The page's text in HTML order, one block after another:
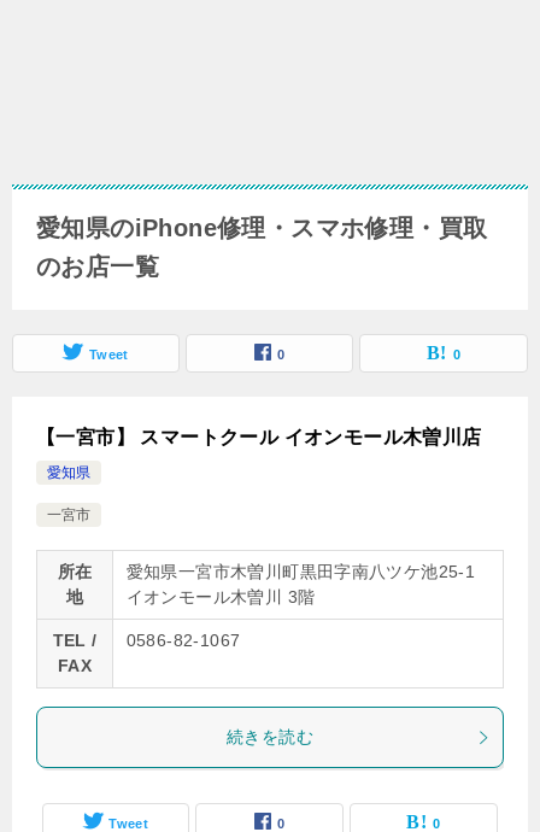
愛知県のiPhone修理・スマホ修理・買取
のお店一覧
Tweet 0 0
【一宮市】 スマートクール イオンモール木曽川店
愛知県
一宮市
所在
地
愛知県一宮市木曽川町黒田字南八ツケ池25-1
イオンモール木曽川 3階
TEL /
FAX
0586-82-1067
続きを読む
Tweet 0 0